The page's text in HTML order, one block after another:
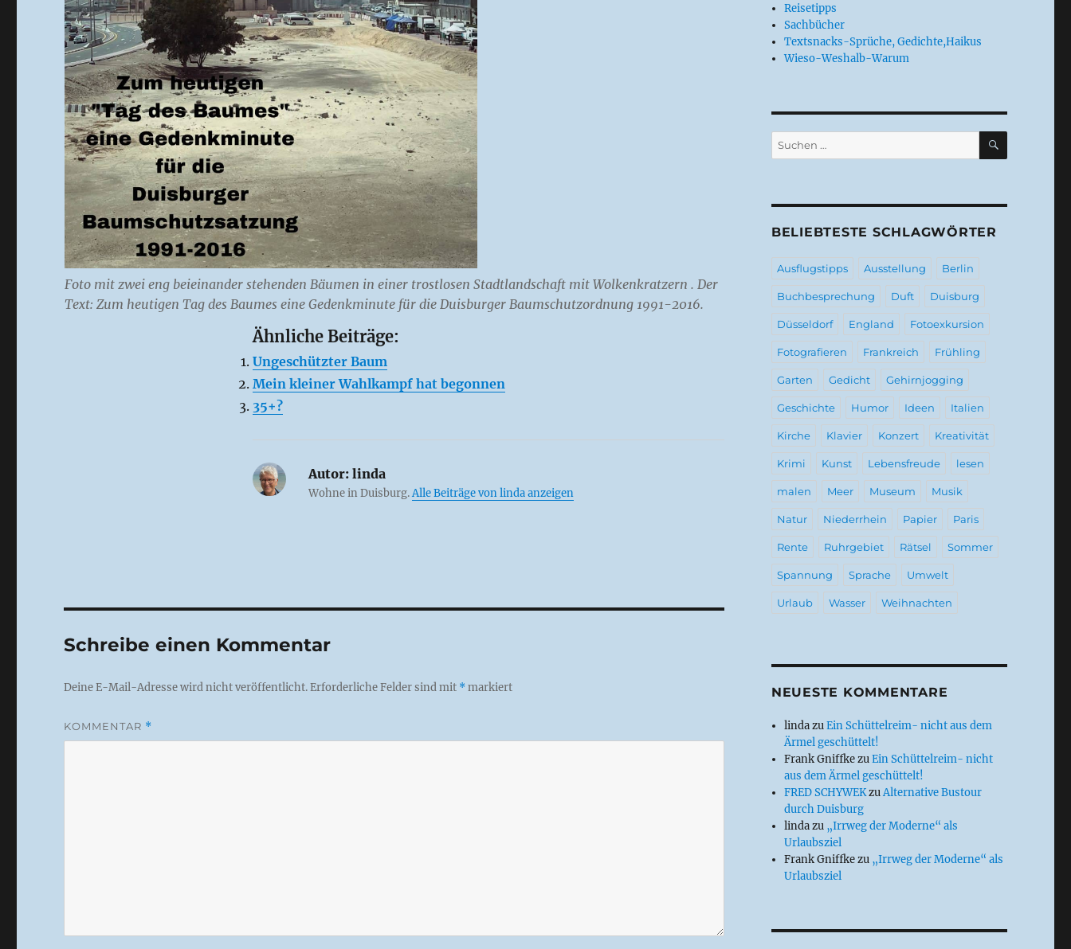
Foto mit zwei eng beieinander stehenden Bäumen in einer trostlosen Stadtlandschaft mit Wolkenkratzern . Der
Text: Zum heutigen Tag des Baumes eine Gedenkminute für die Duisburger Baumschutzordnung 1991-2016.
Ähnliche Beiträge:
Ungeschützter Baum
Mein kleiner Wahlkampf hat begonnen
35+?
Autor:linda
Wohne in Duisburg.Alle Beiträge von linda anzeigen
Schreibe einen Kommentar
Deine E-Mail-Adresse wird nicht veröffentlicht.Erforderliche Felder sind mit *markiert
KOMMENTAR *
Reisetipps
Sachbücher
Textsnacks-Sprüche, Gedichte,Haikus
Wieso-Weshalb-Warum
Suchen
nach:
SUCHEN
BELIEBTESTE SCHLAGWÖRTER
Ausflugstipps Ausstellung Berlin
Buchbesprechung Duft Duisburg
Düsseldorf England Fotoexkursion
Fotografieren Frankreich Frühling
Garten Gedicht Gehirnjogging
Geschichte Humor Ideen Italien
Kirche Klavier Konzert Kreativität
Krimi Kunst Lebensfreude lesen
malen Meer Museum Musik
Natur Niederrhein Papier Paris
Rente Ruhrgebiet Rätsel Sommer
Spannung Sprache Umwelt
Urlaub Wasser Weihnachten
NEUESTE KOMMENTARE
lindazuEin Schüttelreim- nicht aus dem
Ärmel geschüttelt!
Frank GniffkezuEin Schüttelreim- nicht
aus dem Ärmel geschüttelt!
FRED SCHYWEKzuAlternative Bustour
durch Duisburg
lindazu „Irrweg der Moderne“ als
Urlaubsziel
Frank Gniffkezu „Irrweg der Moderne“ als
Urlaubsziel